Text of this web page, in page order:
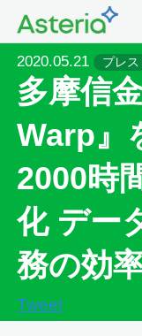
2020.05.21 プレス
多摩信
Warp』
2000時
化 デー
務の効
Tweet